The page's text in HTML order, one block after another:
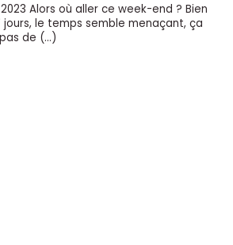
Alors où aller ce week-end ? Bien
le temps semble menaçant, ça
de (…)